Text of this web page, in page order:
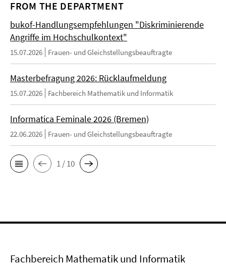
FROM THE DEPARTMENT
bukof-Handlungsempfehlungen "Diskriminierende
Angriffe im Hochschulkontext"
15.07.2026 Frauen- und Gleichstellungsbeauftragte
Masterbefragung 2026: Rücklaufmeldung
15.07.2026 Fachbereich Mathematik und Informatik
Informatica Feminale 2026 (Bremen)
22.06.2026 Frauen- und Gleichstellungsbeauftragte
1 / 10
Fachbereich Mathematik und Informatik